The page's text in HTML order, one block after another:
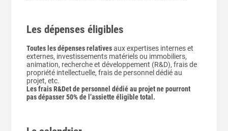
Les dépenses éligibles
Toutes les dépenses relativesaux expertises internes et
externes, investissements matériels ou immobiliers,
animation, recherche et développement (R&D), frais de
propriété intellectuelle, frais de personnel dédié au
projet, etc.
Les frais R&Det de personnel dédié au projet ne pourront
pas dépasser 50% de l’assiette éligible total.